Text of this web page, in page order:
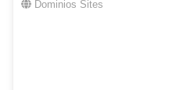
Dominios Sites